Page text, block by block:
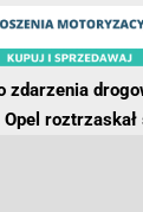
zdarzenia